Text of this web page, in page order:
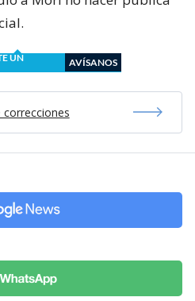
UN
AVÍSANOS
correcciones